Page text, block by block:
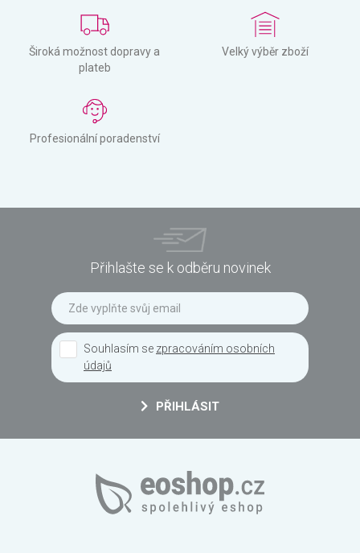
Široká možnost dopravy a
plateb
Velký výběr zboží
Profesionální poradenství
Přihlašte se k odběru novinek
Souhlasím se zpracováním osobních
údajů
PŘIHLÁSIT